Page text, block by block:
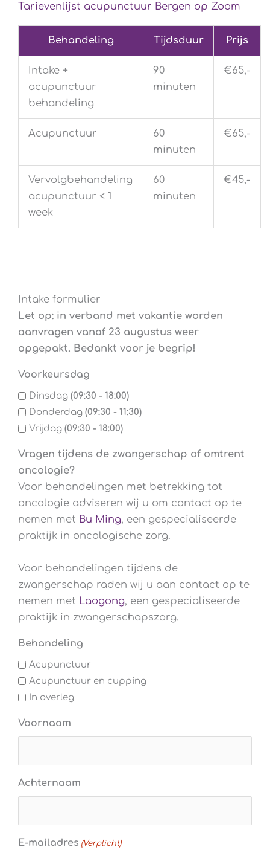
Tarievenlijst acupunctuur Bergen op Zoom
Behandeling Tijdsduur Prijs
Intake +
acupunctuur
behandeling
90
minuten
€65,-
Acupunctuur
60
minuten
€65,-
Vervolgbehandeling
acupunctuur < 1
week
60
minuten
€45,-
Intake formulier
Let op: in verband met vakantie worden
aanvragen vanaf 23 augustus weer
opgepakt. Bedankt voor je begrip!
Voorkeursdag
Dinsdag (09:30 - 18:00)
Donderdag (09:30 - 11:30)
Vrijdag (09:30 - 18:00)
Vragen tijdens de zwangerschap of omtrent
oncologie?
Voor behandelingen met betrekking tot
oncologie adviseren wij u om contact op te
nemen met Bu Ming, een gespecialiseerde
praktijk in oncologische zorg.
Voor behandelingen tijdens de
zwangerschap raden wij u aan contact op te
nemen met Laogong, een gespecialiseerde
praktijk in zwangerschapszorg.
Behandeling
Acupunctuur
Acupunctuur en cupping
In overleg
Voornaam
Achternaam
E-mailadres (Verplicht)